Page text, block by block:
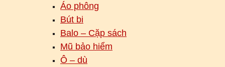
Áo phông
Bút bi
Balo – Cặp sách
Mũ bảo hiểm
Ô – dù